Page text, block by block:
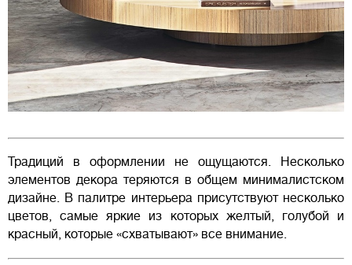
Традиций в оформлении не ощущаются. Несколько
элементов декора теряются в общем минималистском
дизайне. В палитре интерьера присутствуют несколько
цветов, самые яркие из которых желтый, голубой и
красный, которые «схватывают» все внимание.